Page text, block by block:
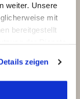
weiter. Unsere
mit
bereitgestellt
zeigen
SUCHEN